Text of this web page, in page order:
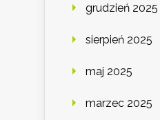
grudzień 2025
sierpień 2025
maj 2025
marzec 2025